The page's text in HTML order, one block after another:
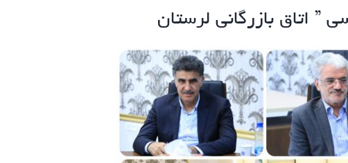
اتاق بازرگانی لرستان